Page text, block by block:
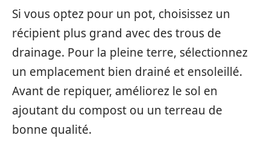
Si vous optez pour un pot, choisissez un
récipient plus grand avec des trous de
drainage. Pour la pleine terre, sélectionnez
un emplacement bien drainé et ensoleillé.
Avant de repiquer, améliorez le sol en
ajoutant du compost ou un terreau de
bonne qualité.